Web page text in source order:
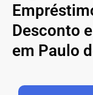
Desconto
em Paulo